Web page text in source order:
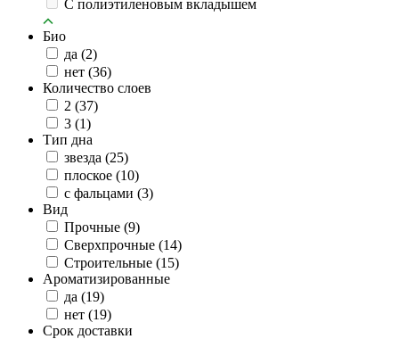
C полиэтиленовым вкладышем
Био
да (2)
нет (36)
Количество слоев
2 (37)
3 (1)
Тип дна
звезда (25)
плоское (10)
с фальцами (3)
Вид
Прочные (9)
Сверхпрочные (14)
Строительные (15)
Ароматизированные
да (19)
нет (19)
Срок доставки